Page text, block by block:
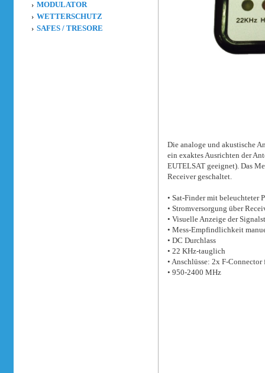
MODULATOR
WETTERSCHUTZ
SAFES / TRESORE
Die analoge und akustische
ein exaktes Ausrichten der
EUTELSAT geeignet). Das
Receiver geschaltet.
• Sat-Finder mit beleuchteter
• Stromversorgung über
• Visuelle Anzeige der
• Mess-Empfindlichkeit
• DC Durchlass
• 22 KHz-tauglich
• Anschlüsse: 2x F-
• 950-2400 MHz